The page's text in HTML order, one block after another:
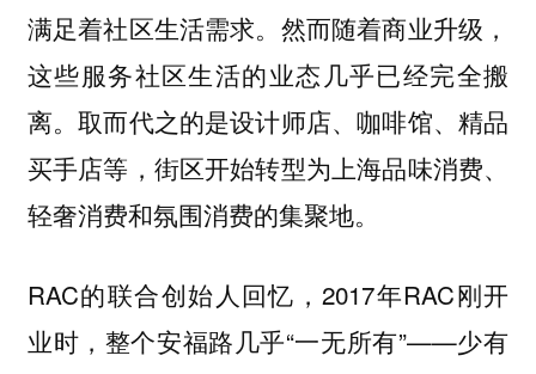
满足着社区生活需求。然而随着商业升级，
这些服务社区生活的业态几乎已经完全搬
离。取而代之的是设计师店、咖啡馆、精品
买手店等，街区开始转型为上海品味消费、
轻奢消费和氛围消费的集聚地。
RAC的联合创始人回忆，2017年RAC刚开
业时，整个安福路几乎“一无所有”——少有